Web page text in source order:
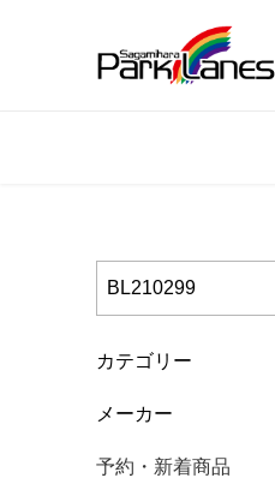
カテゴリー
ボール
バッグ
メーカー
予約・新着商品